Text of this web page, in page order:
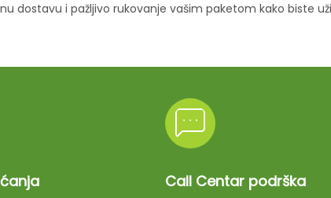
dostavu i pažljivo rukovanje vašim paketom kako biste
Call Centar podrška